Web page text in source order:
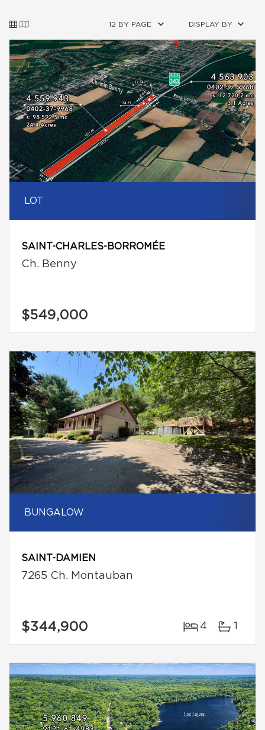
12 BY PAGE DISPLAY BY
LOT
SAINT-CHARLES-BORROMÉE
Ch. Benny
$549,000
BUNGALOW
SAINT-DAMIEN
7265 Ch. Montauban
$344,900 4 1